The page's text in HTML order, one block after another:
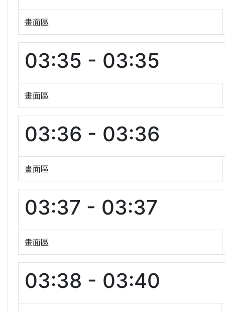
畫面區
03:35 - 03:35
畫面區
03:36 - 03:36
畫面區
03:37 - 03:37
畫面區
03:38 - 03:40